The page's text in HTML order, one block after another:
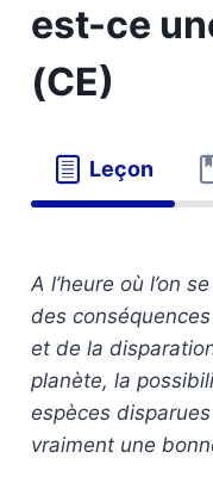
est-ce
(CE)
Leçon
A l’heure où l’on
des
et de la
planète, la
espèces
vraiment une